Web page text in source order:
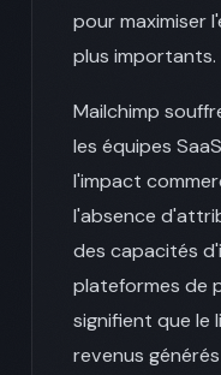
pour maximiser
plus importants.
Mailchimp
les équipes
l'impact
l'absence
des capacités
plateformes de
signifient que le
revenus